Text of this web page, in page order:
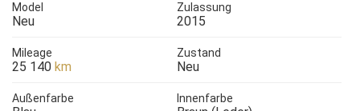
Model
Neu
Zulassung
2015
Mileage
25 140 km
Zustand
Neu
Außenfarbe Innenfarbe